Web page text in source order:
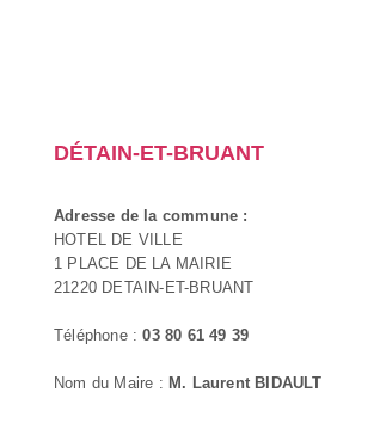
DÉTAIN-ET-BRUANT
Adresse de la commune :
HOTEL DE VILLE
1 PLACE DE LA MAIRIE
21220 DETAIN-ET-BRUANT
Téléphone :03 80 61 49 39
Nom du Maire : M. Laurent BIDAULT